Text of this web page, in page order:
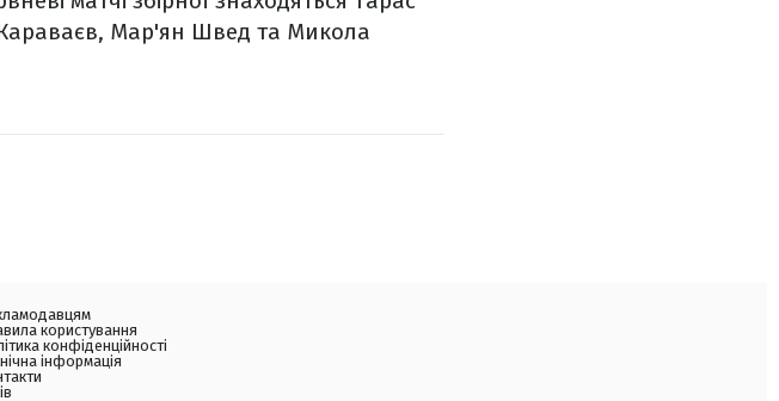
Мар'ян Швед та Микола
користування
конфіденційності
інформація